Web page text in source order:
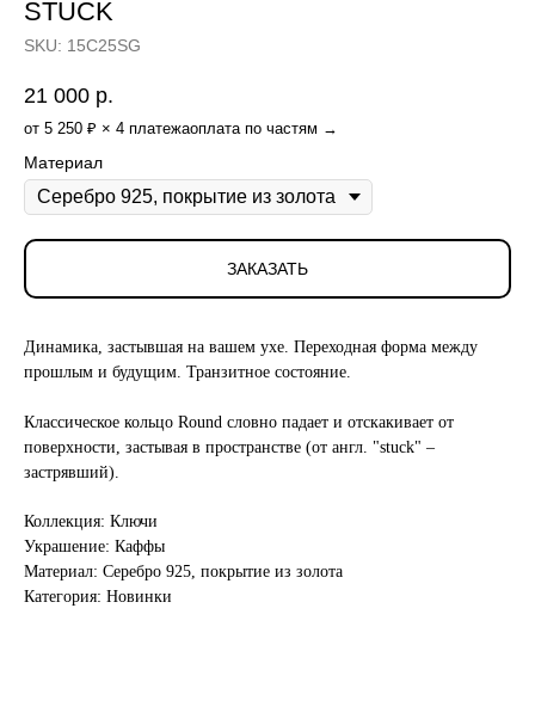
STUCK
SKU: 15C25SG
21 000 р.
от 5 250 ₽ × 4 платежаоплата по частям →
Материал
ЗАКАЗАТЬ
Динамика, застывшая на вашем ухе. Переходная форма между
прошлым и будущим. Транзитное состояние.
Классическое кольцо Round словно падает и отскакивает от
поверхности, застывая в пространстве (от англ. "stuck" –
застрявший).
Коллекция: Ключи
Украшение: Каффы
Материал: Серебро 925, покрытие из золота
Категория: Новинки